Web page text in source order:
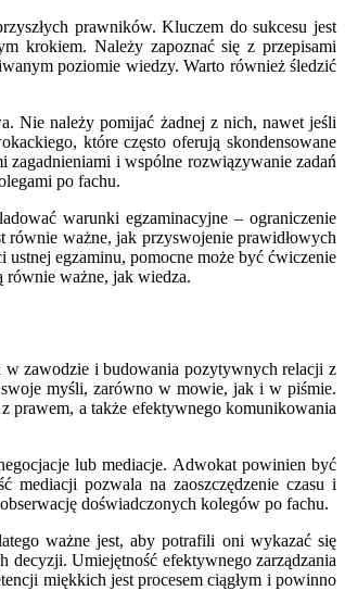
prawników. Kluczem do sukcesu jest
krokiem. Należy zapoznać się z przepisami
poziomie wiedzy. Warto również śledzić
Nie należy pomijać żadnej z nich, nawet jeśli
które często oferują skondensowane
zagadnieniami i wspólne rozwiązywanie zadań
po fachu.
warunki egzaminacyjne – ograniczenie
równie ważne, jak przyswojenie prawidłowych
egzaminu, pomocne może być ćwiczenie
równie ważne, jak wiedza.
w zawodzie i budowania pozytywnych relacji z
myśli, zarówno w mowie, jak i w piśmie.
prawem, a także efektywnego komunikowania
lub mediacje. Adwokat powinien być
mediacji pozwala na zaoszczędzenie czasu i
doświadczonych kolegów po fachu.
ważne jest, aby potrafili oni wykazać się
decyzji. Umiejętność efektywnego zarządzania
miękkich jest procesem ciągłym i powinno